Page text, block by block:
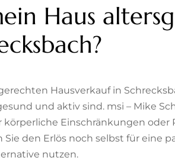
Haus
Hausverkauf in
und aktiv sind. msi – Mike
Einschränkungen
den Erlös noch selbst für eine
nutzen.